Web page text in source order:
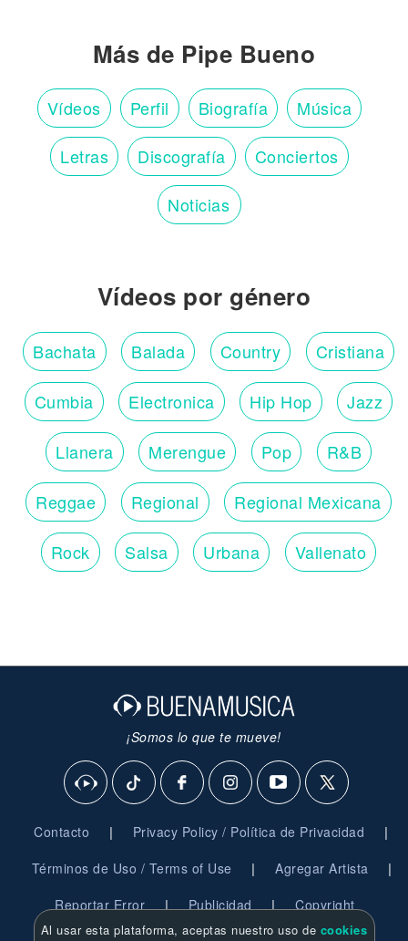
Más de Pipe Bueno
Vídeos Perfil Biografía Música
Letras Discografía Conciertos
Noticias
Vídeos por género
Bachata Balada Country Cristiana
Cumbia Electronica Hip Hop Jazz
Llanera Merengue Pop R&B
Reggae Regional Regional Mexicana
Rock Salsa Urbana Vallenato
¡Somos lo que te mueve!
Contacto | Privacy Policy / Política de Privacidad |
Términos de Uso / Terms of Use | Agregar Artista |
Reportar Error | Publicidad | Copyright
Al usar esta plataforma, aceptas nuestro uso de cookies